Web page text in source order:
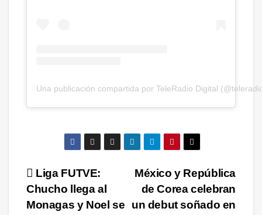
Una publicación compartida por TeleRadio Digital
Navegación
de
México y República
de Corea celebran
un debut soñado en
Liga FUTVE:
Chucho llega al
Monagas y Noel se